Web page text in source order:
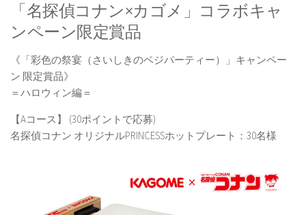
「名探偵コナン×カゴメ」コラボキャ
ンペーン限定賞品
《「彩色の祭宴（さいしきのベジパーティー）」キャンペー
ン 限定賞品》
＝ハロウィン編＝
【Aコース】 (30ポイントで応募)
名探偵コナン オリジナルPRINCESSホットプレート：30名様